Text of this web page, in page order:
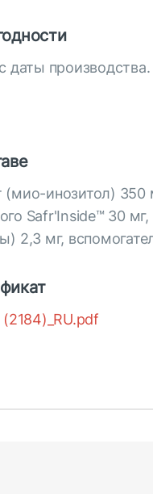
даты производства.
(мио-инозитол) 350
Safr'Inside™ 30
2,3 мг,